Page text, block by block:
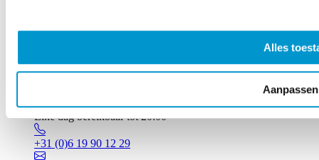
Alles
Aanpassen
Elke dag bereikbaar tot 20:00
+31 (0)6 19 90 12 29